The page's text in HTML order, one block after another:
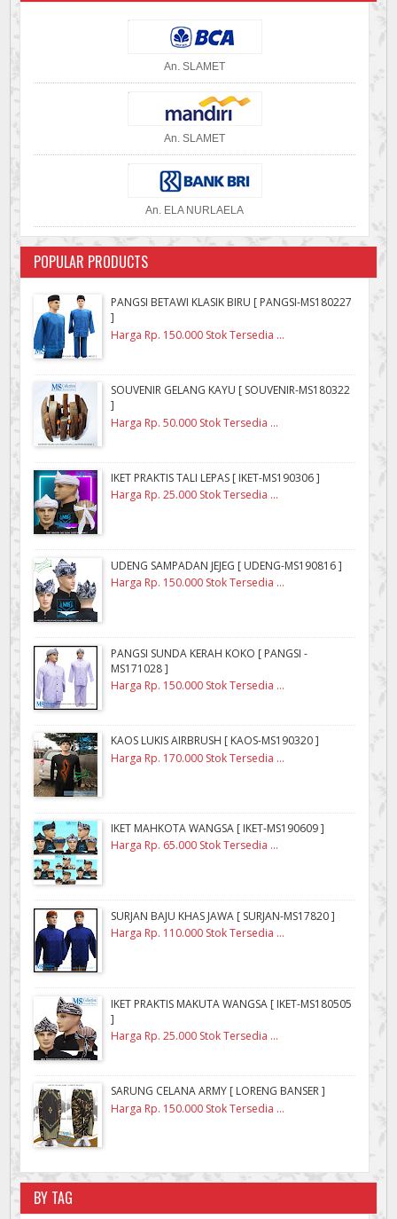
An. SLAMET
An. SLAMET
An. ELA NURLAELA
POPULAR PRODUCTS
PANGSI BETAWI KLASIK BIRU [ PANGSI-MS180227
]
Harga Rp. 150.000 Stok Tersedia ...
SOUVENIR GELANG KAYU [ SOUVENIR-MS180322
]
Harga Rp. 50.000 Stok Tersedia ...
IKET PRAKTIS TALI LEPAS [ IKET-MS190306 ]
Harga Rp. 25.000 Stok Tersedia ...
UDENG SAMPADAN JEJEG [ UDENG-MS190816 ]
Harga Rp. 150.000 Stok Tersedia ...
PANGSI SUNDA KERAH KOKO [ PANGSI -
MS171028 ]
Harga Rp. 150.000 Stok Tersedia ...
KAOS LUKIS AIRBRUSH [ KAOS-MS190320 ]
Harga Rp. 170.000 Stok Tersedia ...
IKET MAHKOTA WANGSA [ IKET-MS190609 ]
Harga Rp. 65.000 Stok Tersedia ...
SURJAN BAJU KHAS JAWA [ SURJAN-MS17820 ]
Harga Rp. 110.000 Stok Tersedia ...
IKET PRAKTIS MAKUTA WANGSA [ IKET-MS180505
]
Harga Rp. 25.000 Stok Tersedia ...
SARUNG CELANA ARMY [ LORENG BANSER ]
Harga Rp. 150.000 Stok Tersedia ...
BY TAG